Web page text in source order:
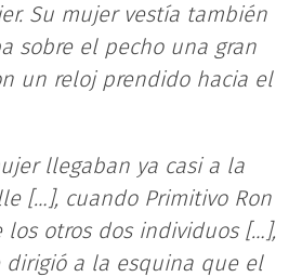
Su mujer vestía también
sobre el pecho una gran
un reloj prendido hacia el
llegaban ya casi a la
[…], cuando Primitivo Ron
los otros dos individuos […],
dirigió a la esquina que el